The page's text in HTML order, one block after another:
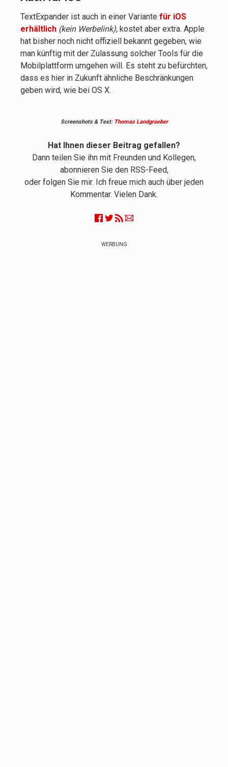
TextExpander ist auch in einer Variante für iOS
erhältlich (kein Werbelink), kostet aber extra. Apple
hat bisher noch nicht offiziell bekannt gegeben, wie
man künftig mit der Zulassung solcher Tools für die
Mobilplattform umgehen will. Es steht zu befürchten,
dass es hier in Zukunft ähnliche Beschränkungen
geben wird, wie bei OS X.
Screenshots & Text: Thomas Landgraeber
Hat Ihnen dieser Beitrag gefallen?
Dann teilen Sie ihn mit Freunden und Kollegen,
abonnieren Sie den RSS-Feed,
oder folgen Sie mir. Ich freue mich auch über jeden
Kommentar. Vielen Dank.
WERBUNG